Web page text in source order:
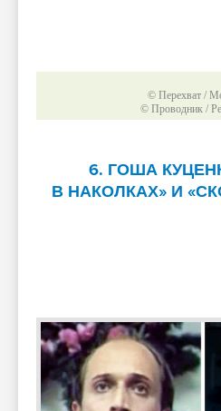
© Перехват /
© Проводник /
6. ГОША
В НАКОЛКАХ» И